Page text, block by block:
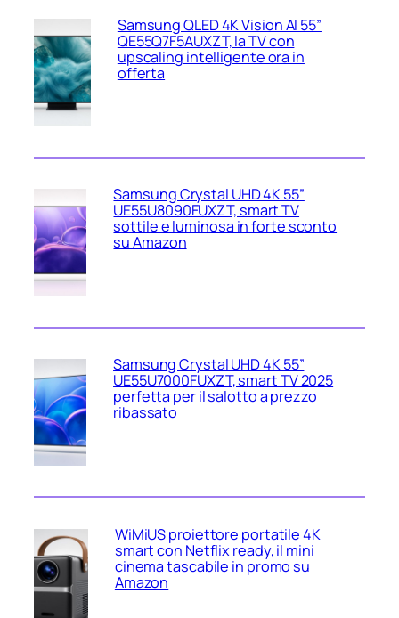
Samsung QLED 4K Vision AI 55”
QE55Q7F5AUXZT, la TV con
upscaling intelligente ora in
offerta
Samsung Crystal UHD 4K 55”
UE55U8090FUXZT, smart TV
sottile e luminosa in forte sconto
su Amazon
Samsung Crystal UHD 4K 55”
UE55U7000FUXZT, smart TV 2025
perfetta per il salotto a prezzo
ribassato
WiMiUS proiettore portatile 4K
smart con Netflix ready, il mini
cinema tascabile in promo su
Amazon